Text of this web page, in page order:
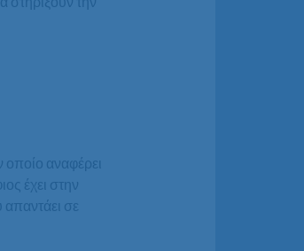
οποίο αναφέρει
έχει στην
σε